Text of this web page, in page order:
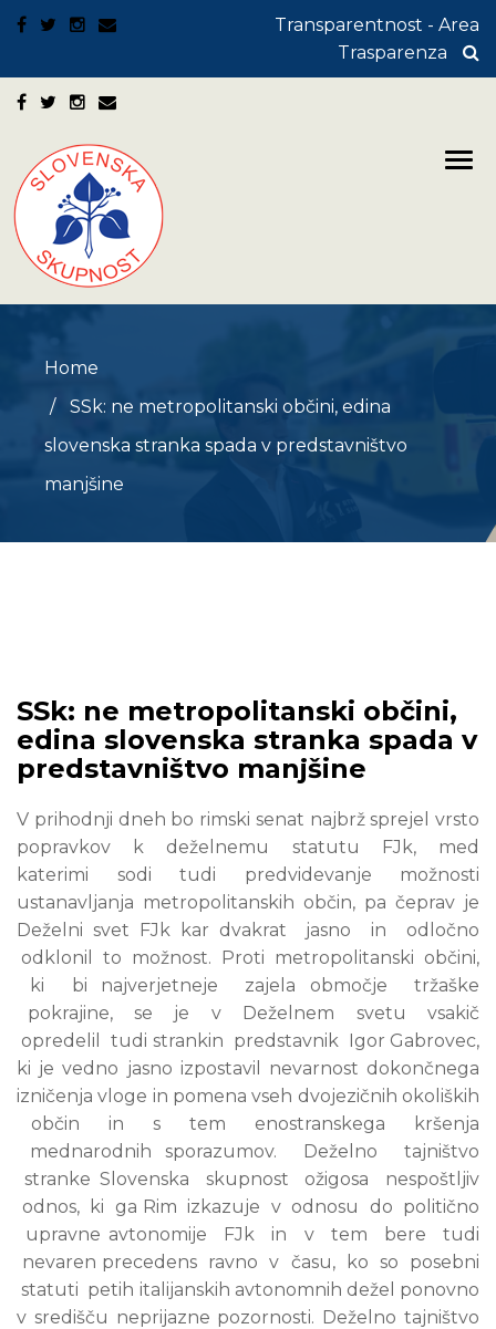
Transparentnost - Area
Trasparenza
Home
SSk: ne metropolitanski občini, edina
slovenska stranka spada v predstavništvo
manjšine
SSk: ne metropolitanski občini,
edina slovenska stranka spada v
predstavništvo manjšine
V prihodnji dneh bo rimski senat najbrž sprejel vrsto
popravkov k deželnemu statutu FJk, med
katerimi sodi tudi predvidevanje možnosti
ustanavljanja metropolitanskih občin, pa čeprav je
Deželni svet FJk kar dvakrat jasno in odločno
odklonil to možnost. Proti metropolitanski občini,
ki bi najverjetneje zajela območje tržaške
pokrajine, se je v Deželnem svetu vsakič
opredelil tudi strankin predstavnik Igor Gabrovec,
ki je vedno jasno izpostavil nevarnost dokončnega
izničenja vloge in pomena vseh dvojezičnih okoliških
občin in s tem enostranskega kršenja
mednarodnih sporazumov. Deželno tajništvo
stranke Slovenska skupnost ožigosa nespoštljiv
odnos, ki ga Rim izkazuje v odnosu do politično
upravne avtonomije FJk in v tem bere tudi
nevaren precedens ravno v času, ko so posebni
statuti petih italijanskih avtonomnih dežel ponovno
v središču neprijazne pozornosti. Deželno tajništvo